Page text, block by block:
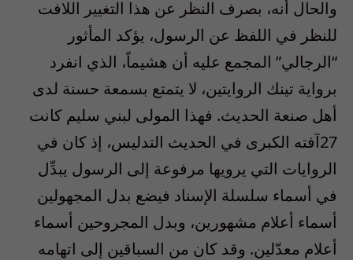
والحال أنه، بصرف النظر عن هذا التغيير اللافت
للنظر في اللفظ عن الرسول، يؤكد المأثور
“الرجالي” المجمع عليه أن هشيماً، الذي انفرد
برواية تينك الروايتين، لا يتمتع بسمعة حسنة لدى
أهل صنعة الحديث. فهذا المولى لبني سليم كانت
27آفته الكبرى في الحديث التدليس، إذ كان في
الروايات التي يرويها مرفوعة إلى الرسول يبدِّل
في أسماء سلسلة الإسناد فيضع بدل المجهولين
أسماء أعلام مشهورين، وبدل المجروحين أسماء
أعلام معدّلين. وقد كان من السباقين إلى اتهامه